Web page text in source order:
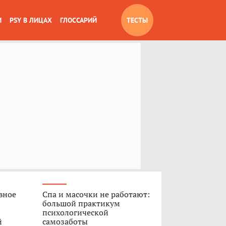
PSY В ЛИЦАХ ГЛОССАРИЙ ТЕСТЫ
Спа и масочки не работают:
большой практикум
психологической
самозаботы